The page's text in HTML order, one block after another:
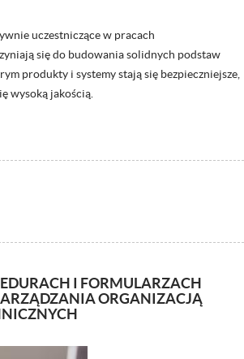
uczestniczące w pracach
się do budowania solidnych podstaw
produkty i systemy stają się bezpieczniejsze,
wysoką jakością.
I FORMULARZACH
ORGANIZACJĄ